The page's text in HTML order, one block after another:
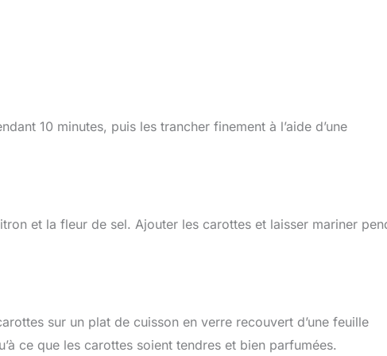
10 minutes, puis les trancher finement à l’aide d’une
et la fleur de sel. Ajouter les carottes et laisser mariner
sur un plat de cuisson en verre recouvert d’une feuille
ce que les carottes soient tendres et bien parfumées.